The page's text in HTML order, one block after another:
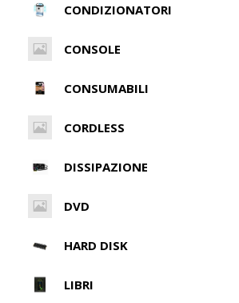
CONDIZIONATORI
CONSOLE
CONSUMABILI
CORDLESS
DISSIPAZIONE
DVD
HARD DISK
LIBRI